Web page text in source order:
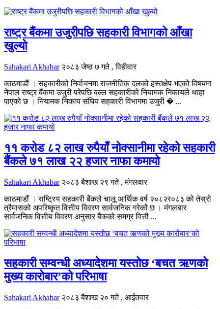
राष्ट्र बैंकमा उजुरीपछि सहकारी विभागको आँखा
खुल्यो
Sahakari Akhabar २०८३ जेष्ठ ७ गते , विहीवार
काठमाडौं । सहकारीको निर्वाचनमा राजनीतिक दलको हस्तक्षेप भएको विषयमा
नेपाल राष्ट्र बैंकमा उजुरी परेपछि बल्ल सहकारीको नियामक निकायले थाहा
पाएको छ । नियामक निकाय संघिय सहकारी विभागमा उजुरी � ...
११ करोड ८२ लाख रुपैयाँ नोक्सानीमा रहेको सहकारी
बैंकले ७१ लाख २२ हजार नाफा कमायो
Sahakari Akhabar २०८३ बैशाख २९ गते , मंगलवार
काठमाडौं । राष्ट्रिय सहकारी बैंकले चालू आर्थिक वर्ष २०८२र०८३ को तेस्रो
त्रैमासको अपरिष्कृत वित्तीय विवरण सार्वजनिक गरेकोे छ । मंगलबार
सार्वजनिक वित्तीय विवरण अनुसार बैंकको समग्र वित्ती ...
सहकारी सम्वन्धी अध्यादेशमा यस्तोछ ‘बचत ऋणको
मुख्य कारोबार’को परिभाषा
Sahakari Akhabar २०८३ बैशाख २० गते , आईतवार